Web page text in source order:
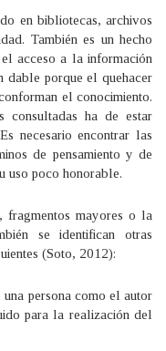
en bibliotecas, archivos
También es un hecho
acceso a la información
dable porque el quehacer
el conocimiento.
consultadas ha de estar
necesario encontrar las
de pensamiento y de
uso poco honorable.
fragmentos mayores o la
se identifican otras
(Soto, 2012):
persona como el autor
para la realización del